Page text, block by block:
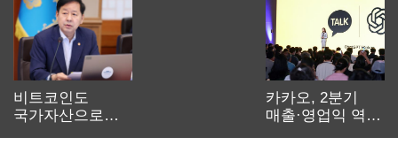
비트코인도
국가자산으로…'
카카오, 2분기
매출·영업익 역대